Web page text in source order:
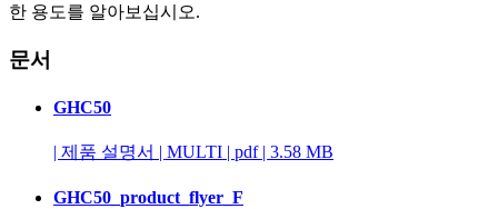
한 용도를 알아보십시오.
문서
GHC50
| 제품 설명서 | MULTI | pdf | 3.58 MB
GHC50_product_flyer_F